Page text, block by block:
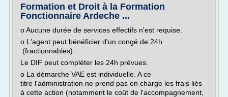
Formation et Droit à la Formation
Fonctionnaire Ardeche ...
o Aucune durée de services effectifs n'est requise.
o L'agent peut bénéficier d'un congé de 24h
(fractionnables).
Le DIF peut compléter les 24h prévues.
o La démarche VAE est individuelle. A ce
titre l'administration ne prend pas en charge les frais liés
à cette action (notamment le coût de l'accompagnement,